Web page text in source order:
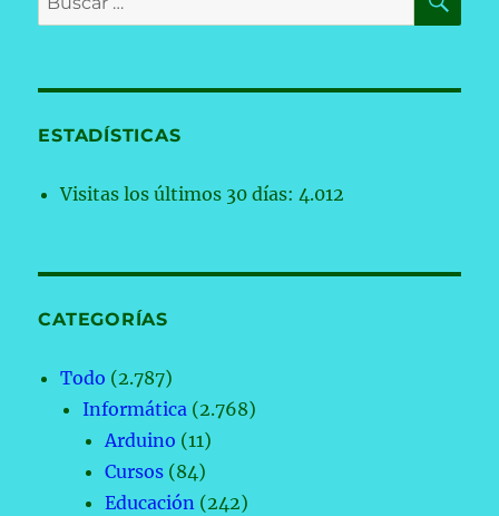
por:
ESTADÍSTICAS
Visitas los últimos 30 días:4.012
CATEGORÍAS
Todo (2.787)
Informática (2.768)
Arduino (11)
Cursos (84)
Educación (242)